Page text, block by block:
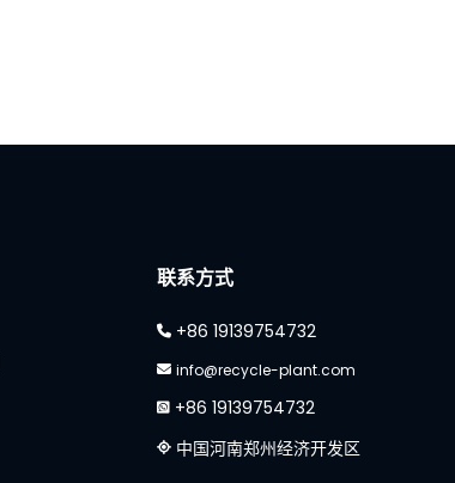
联系方式
+86 19139754732
info@recycle-plant.com
+86 19139754732
中国河南郑州经济开发区